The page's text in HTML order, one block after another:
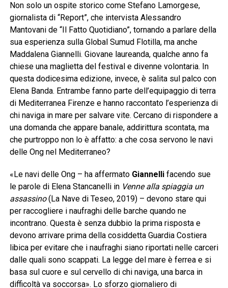
Non solo un ospite storico come Stefano Lamorgese,
giornalista di “Report”, che intervista Alessandro
Mantovani de “Il Fatto Quotidiano”, tornando a parlare della
sua esperienza sulla Global Sumud Flotilla, ma anche
Maddalena Giannelli. Giovane laureanda, qualche anno fa
chiese una maglietta del festival e divenne volontaria. In
questa dodicesima edizione, invece, è salita sul palco con
Elena Banda. Entrambe fanno parte dell’equipaggio di terra
di Mediterranea Firenze e hanno raccontato l’esperienza di
chi naviga in mare per salvare vite. Cercano di rispondere a
una domanda che appare banale, addirittura scontata, ma
che purtroppo non lo è affatto: a che cosa servono le navi
delle Ong nel Mediterraneo?
«Le navi delle Ong – ha affermato Giannellifacendo sue
le parole di Elena Stancanelli in Venne alla spiaggia un
assassino(La Nave di Teseo, 2019) – devono stare qui
per raccogliere i naufraghi delle barche quando ne
incontrano. Questa è senza dubbio la prima risposta e
devono arrivare prima della cosiddetta Guardia Costiera
libica per evitare che i naufraghi siano riportati nelle carceri
dalle quali sono scappati. La legge del mare è ferrea e si
basa sul cuore e sul cervello di chi naviga, una barca in
difficoltà va soccorsa». Lo sforzo giornaliero di